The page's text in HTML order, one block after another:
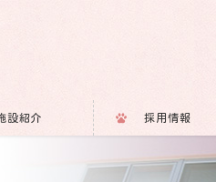
設紹介 採用情報